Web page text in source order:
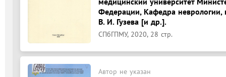
Федерации, Кафедра неврологии,
В. И. Гузева [и др.].
СПбГПМУ, 2020, 28 стр.
Автор не указан